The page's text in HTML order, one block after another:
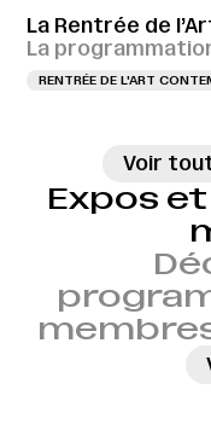
La Rentrée de
La
RENTRÉE DE L'ART
Voir
Expos